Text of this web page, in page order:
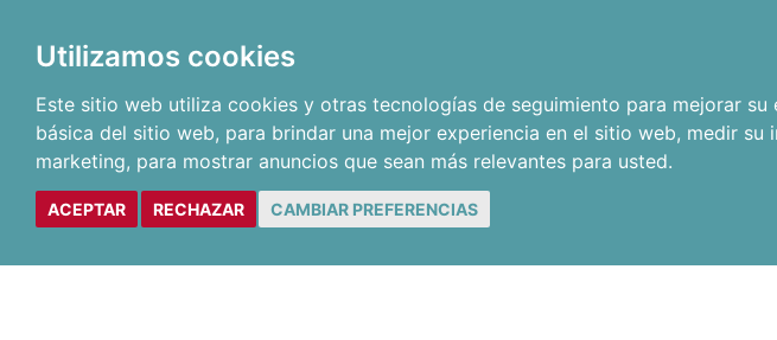
Utilizamos cookies
Este sitio web utiliza cookies y otras tecnologías de seguimiento para mejorar
básica del sitio web, para brindar una mejor experiencia en el sitio web, medir su
marketing, para mostrar anuncios que sean más relevantes para usted.
ACEPTAR RECHAZAR CAMBIAR PREFERENCIAS